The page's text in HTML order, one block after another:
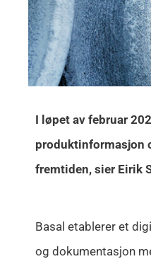
I løpet av februar
produktinformasjon
fremtiden, sier Eirik
Basal etablerer et
og dokumentasjon